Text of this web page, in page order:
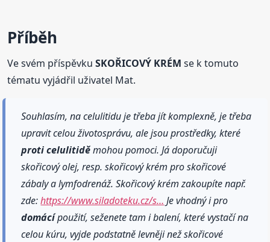
Příběh
Ve svém příspěvkuSKOŘICOVÝ KRÉM se k tomuto
tématu vyjádřil uživatel Mat.
Souhlasím, na celulitidu je třeba jít komplexně, je třeba
upravit celou životosprávu, ale jsou prostředky, které
proti celulitiděmohou pomoci. Já doporučuji
skořicový olej, resp. skořicový krém pro skořicové
zábaly a lymfodrenáž. Skořicový krém zakoupíte např.
zde:https://www.siladoteku.cz/s… Je vhodný i pro
domácípoužití, seženete tam i balení, které vystačí na
celou kúru, vyjde podstatně levněji než skořicové